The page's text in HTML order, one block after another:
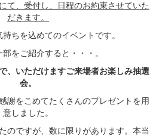
て、受付し、日程のお約束させていた
だきます。
ちを込めてのイベントです。
をご紹介すると・・・。
、いただけますご来場者お楽しみ抽選
会。
をこめてたくさんのプレゼントを用
意しました。
のですが、数に限りがあります。本当